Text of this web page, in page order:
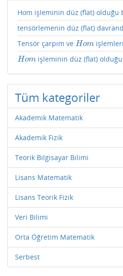
Hom işleminin düz (flat) olduğu
tensörlemenin düz (flat)
Tensör çarpım ve Hom
Hom
Hom
Hom işleminin düz (flat)
Tüm kategoriler
Akademik Matematik
Akademik Fizik
Teorik Bilgisayar Bilimi
Lisans Matematik
Lisans Teorik Fizik
Veri Bilimi
Orta Öğretim Matematik
Serbest